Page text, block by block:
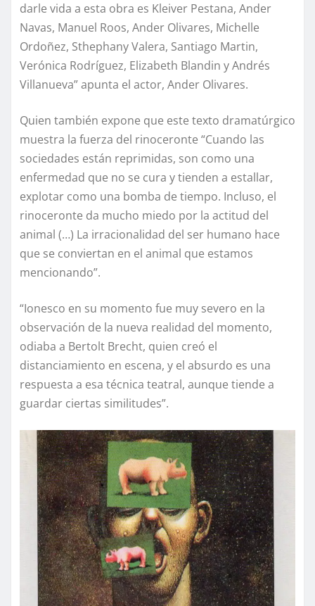
darle vida a esta obra es Kleiver Pestana, Ander
Navas, Manuel Roos, Ander Olivares, Michelle
Ordoñez, Sthephany Valera, Santiago Martin,
Verónica Rodríguez, Elizabeth Blandin y Andrés
Villanueva” apunta el actor, Ander Olivares.
Quien también expone que este texto dramatúrgico
muestra la fuerza del rinoceronte “Cuando las
sociedades están reprimidas, son como una
enfermedad que no se cura y tienden a estallar,
explotar como una bomba de tiempo. Incluso, el
rinoceronte da mucho miedo por la actitud del
animal (…) La irracionalidad del ser humano hace
que se conviertan en el animal que estamos
mencionando”.
“Ionesco en su momento fue muy severo en la
observación de la nueva realidad del momento,
odiaba a Bertolt Brecht, quien creó el
distanciamiento en escena, y el absurdo es una
respuesta a esa técnica teatral, aunque tiende a
guardar ciertas similitudes”.